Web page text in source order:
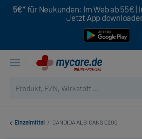
5€* für Neukunden: Im Web ab 55€ |
Jetzt App
Einzelmittel / CANDIDA ALBICANS C200